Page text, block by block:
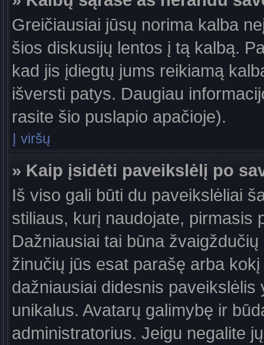
Greičiausiai jūsų norima kalba
šios diskusijų lentos į tą kalbą.
kad jis įdiegtų jums reikiamą
išversti patys. Daugiau
rasite šio puslapio apačioje).
Į viršų
» Kaip įsidėti paveikslėlį po
Iš viso gali būti du paveikslėliai
stiliaus, kurį naudojate, pirmasis
Dažniausiai tai būna
žinučių jūs esat parašę arba
dažniausiai didesnis
unikalus. Avatarų galimybę ir
administratorius. Jeigu negalite